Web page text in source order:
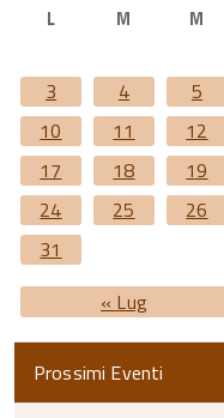
L M M
3
4 5
10
11 12
17
18 19
24
25 26
31
« Lug
Prossimi Eventi